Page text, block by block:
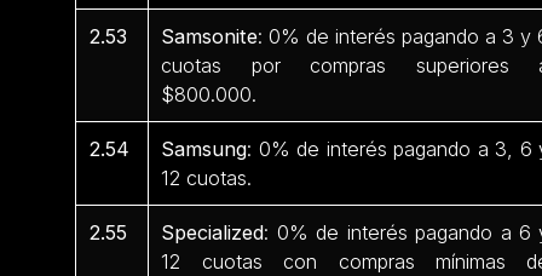
2.53 Samsonite: 0% de interés pagando a 3 y
cuotas por compras superiores
$800.000.
2.54 Samsung: 0% de interés pagando a 3, 6
12 cuotas.
2.55 Specialized: 0% de interés pagando a 6
12 cuotas con compras mínimas